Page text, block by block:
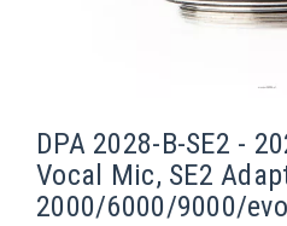
DPA 2028-B-SE2 -
Vocal Mic, SE2
2000/6000/9000/